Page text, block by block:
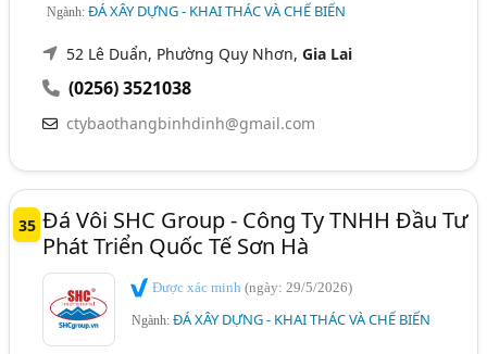
Ngành:ĐÁ XÂY DỰNG - KHAI THÁC VÀ CHẾ BIẾN
52 Lê Duẩn, Phường Quy Nhơn,Gia Lai
(0256) 3521038
ctybaothangbinhdinh@gmail.com
35 Đá Vôi SHC Group - Công Ty TNHH Đầu Tư
Phát Triển Quốc Tế Sơn Hà
Được xác minh(ngày: 29/5/2026)
Ngành:ĐÁ XÂY DỰNG - KHAI THÁC VÀ CHẾ BIẾN